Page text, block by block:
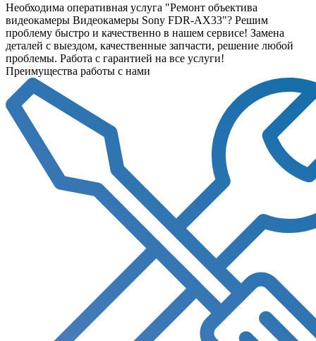
Необходима оперативная услуга "Ремонт объектива
видеокамеры Видеокамеры Sony FDR-AX33"? Решим
проблему быстро и качественно в нашем сервисе! Замена
деталей с выездом, качественные запчасти, решение любой
проблемы. Работа с гарантией на все услуги!
Преимущества работы с нами